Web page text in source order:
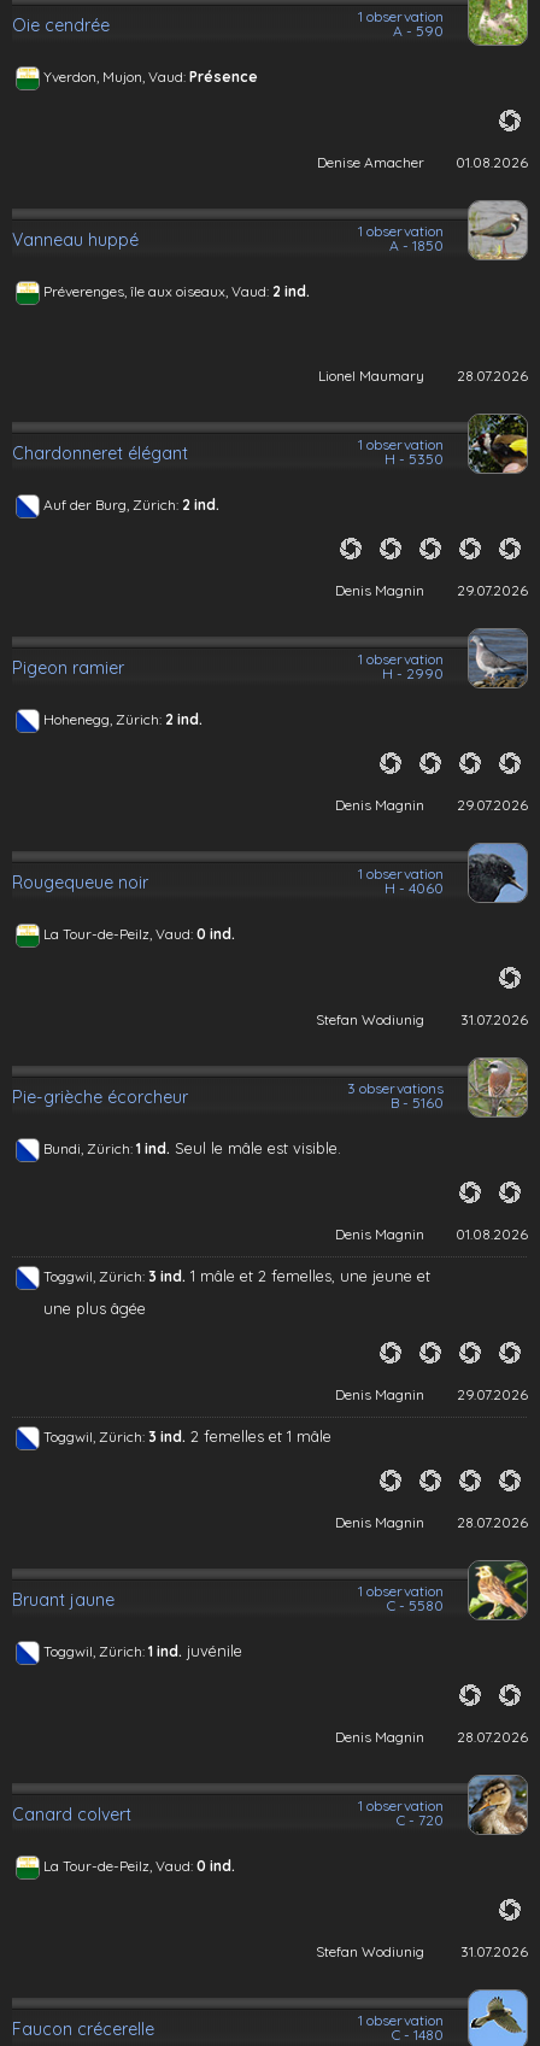
Oie cendrée
1 observation
A - 590
Yverdon, Mujon, Vaud: Présence
Denise Amacher 01.08.2026
Vanneau huppé
1 observation
A - 1850
Préverenges, île aux oiseaux, Vaud: 2 ind.
Lionel Maumary 28.07.2026
Chardonneret élégant
1 observation
H - 5350
Auf der Burg, Zürich: 2 ind.
Denis Magnin 29.07.2026
Pigeon ramier
1 observation
H - 2990
Hohenegg, Zürich: 2 ind.
Denis Magnin 29.07.2026
Rougequeue noir
1 observation
H - 4060
La Tour-de-Peilz, Vaud: 0 ind.
Stefan Wodiunig 31.07.2026
Pie-grièche écorcheur
3 observations
B - 5160
Bundi, Zürich: 1 ind. Seul le mâle est visible.
Denis Magnin 01.08.2026
Toggwil, Zürich: 3 ind. 1 mâle et 2 femelles, une jeune et
une plus âgée
Denis Magnin 29.07.2026
Toggwil, Zürich: 3 ind. 2 femelles et 1 mâle
Denis Magnin 28.07.2026
Bruant jaune
1 observation
C - 5580
Toggwil, Zürich: 1 ind. juvénile
Denis Magnin 28.07.2026
Canard colvert
1 observation
C - 720
La Tour-de-Peilz, Vaud: 0 ind.
Stefan Wodiunig 31.07.2026
Faucon crécerelle
1 observation
C - 1480